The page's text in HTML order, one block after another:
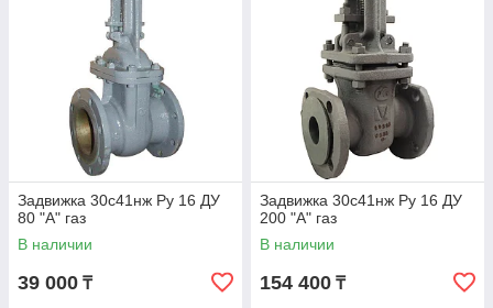
Задвижка 30с41нж Ру 16 ДУ
80 "А" газ
В наличии
39 000 ₸
Задвижка 30с41нж Ру 16 ДУ
200 "А" газ
В наличии
154 400 ₸